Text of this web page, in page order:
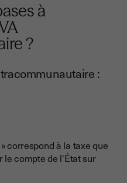
à
?
:
correspond à la taxe que
compte de l'État sur